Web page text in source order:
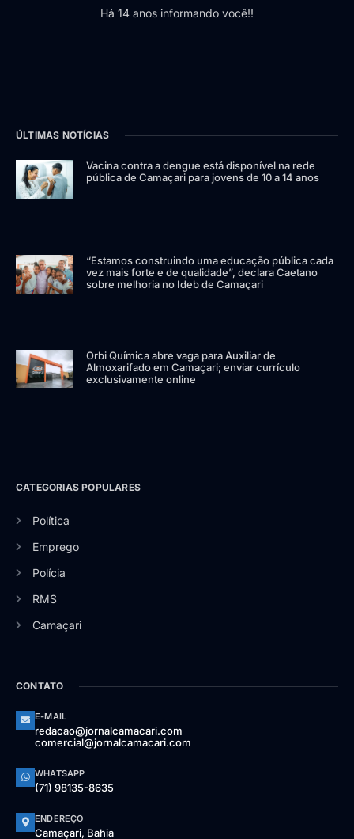
Há 14 anos informando você!!
ÚLTIMAS NOTÍCIAS
Vacina contra a dengue está disponível na rede
pública de Camaçari para jovens de 10 a 14 anos
“Estamos construindo uma educação pública cada
vez mais forte e de qualidade”, declara Caetano
sobre melhoria no Ideb de Camaçari
Orbi Química abre vaga para Auxiliar de
Almoxarifado em Camaçari; enviar currículo
exclusivamente online
CATEGORIAS POPULARES
Política
Emprego
Polícia
RMS
Camaçari
CONTATO
E-MAIL
redacao@jornalcamacari.com
comercial@jornalcamacari.com
WHATSAPP
(71) 98135-8635
ENDEREÇO
Camaçari, Bahia